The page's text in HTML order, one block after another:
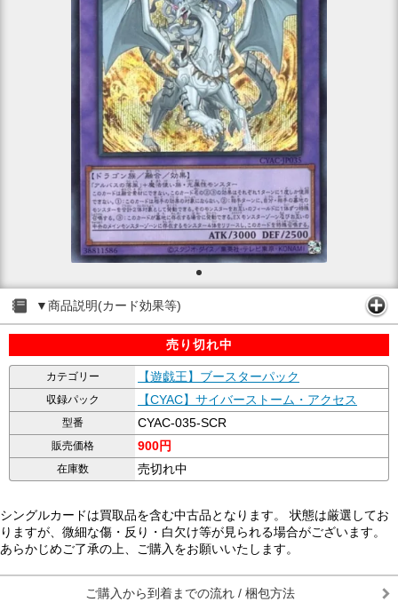
▼商品説明(カード効果等)
売り切れ中
カテゴリー 【遊戯王】ブースターパック
収録パック 【CYAC】サイバーストーム・アクセス
型番 CYAC-035-SCR
販売価格 900円
在庫数 売切れ中
シングルカードは買取品を含む中古品となります。 状態は厳選してお
りますが、微細な傷・反り・白欠け等が見られる場合がございます。
あらかじめご了承の上、ご購入をお願いいたします。
ご購入から到着までの流れ / 梱包方法